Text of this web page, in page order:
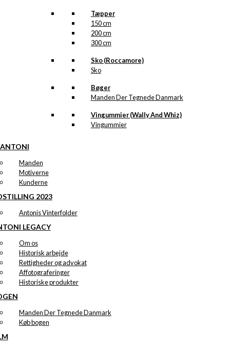
Tæpper
150 cm
200 cm
300 cm
Sko (Roccamore)
Sko
Bøger
Manden Der Tegnede Danmark
Vingummier (Wally And Whiz)
Vingummier
Manden
Motiverne
Kunderne
2023
Antonis Vinterfolder
LEGACY
Om os
Historisk arbejde
Rettigheder og advokat
Affotograferinger
Historiske produkter
Manden Der Tegnede Danmark
Køb bogen